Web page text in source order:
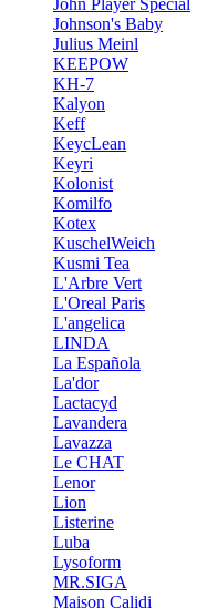
John Player Special
Johnson's Baby
Julius Meinl
KEEPOW
KH-7
Kalyon
Keff
KeycLean
Keyri
Kolonist
Komilfo
Kotex
KuschelWeich
Kusmi Tea
L'Arbre Vert
L'Oreal Paris
L'angelica
LINDA
La Española
La'dor
Lactacyd
Lavandera
Lavazza
Le CHAT
Lenor
Lion
Listerine
Luba
Lysoform
MR.SIGA
Maison Calidi